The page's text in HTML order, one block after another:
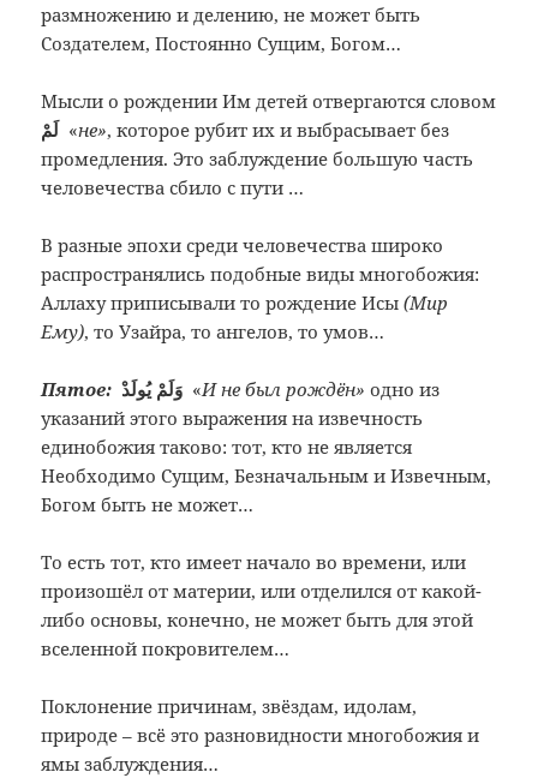
размножению и делению, не может быть
Создателем, Постоянно Сущим, Богом…
Мысли о рождении Им детей отвергаются словом
لَمْ «не», которое рубит их и выбрасывает без
промедления. Это заблуждение большую часть
человечества сбило с пути …
В разные эпохи среди человечества широко
распространялись подобные виды многобожия:
Аллаху приписывали то рождение Исы(Мир
Ему), то Узайра, то ангелов, то умов…
Пятое: وَلَمْ يُولَدْ «И не был рождён»одно из
указаний этого выражения на извечность
единобожия таково: тот, кто не является
Необходимо Сущим, Безначальным и Извечным,
Богом быть не может…
То есть тот, кто имеет начало во времени, или
произошёл от материи, или отделился от какой-
либо основы, конечно, не может быть для этой
вселенной покровителем…
Поклонение причинам, звёздам, идолам,
природе – всё это разновидности многобожия и
ямы заблуждения…